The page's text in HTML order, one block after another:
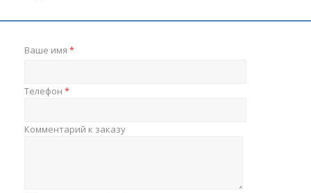
Ваше имя *
Телефон *
Комментарий к заказу